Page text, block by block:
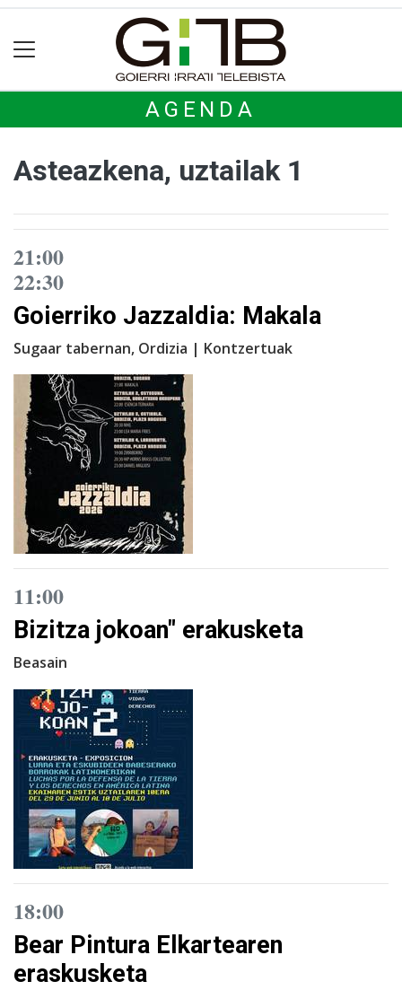
AGENDA
Asteazkena, uztailak 1
21:00
22:30
Goierriko Jazzaldia: Makala
Sugaar tabernan, Ordizia | Kontzertuak
11:00
Bizitza jokoan" erakusketa
Beasain
18:00
Bear Pintura Elkartearen
eraskusketa